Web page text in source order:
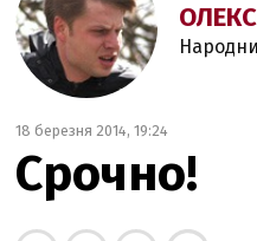
18 березня 2014, 19:24
Срочно!